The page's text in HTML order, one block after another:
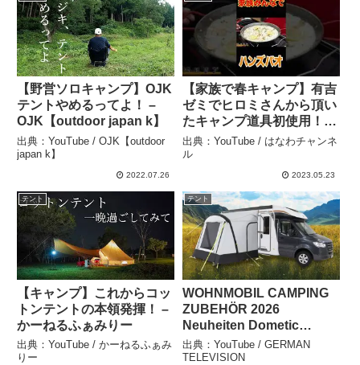
【野営ソロキャンプ】OJK
テントやめるってよ！ –
OJK【outdoor japan k】
出典：YouTube / OJK【outdoor
japan k】
2022.07.26
【家族で春キャンプ】有吉
ゼミでヒロミさんから頂い
たキャンプ道具初使用！炭
火焼きグリル🥩爆食！【飯
テロ】【ファミリーキャン
プ】【パエリア】【グラン
【はなわ家】#short – はな
わチャンネル
出典：YouTube / はなわチャンネ
ル
2023.05.23
テント
【キャンプ】これからコッ
トンテントの本領発揮！ –
かーねるふぁみりー
出典：YouTube / かーねるふぁみ
りー
テント
WOHNMOBIL CAMPING
ZUBEHÖR 2026
Neuheiten Dometic
Luftzelt Drive Away
Leggera Air 260 DA für
出典：YouTube / GERMAN
TELEVISION